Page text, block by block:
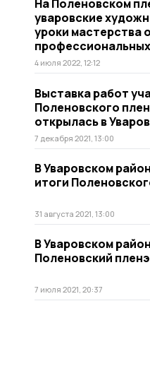
На Поленовском
уваровские
уроки мастерства
4 июля 2022, 12:12
Выставка работ
Поленовского
открылась в
7 декабря 2021, 13:00
В Уваровском
итоги
31 августа 2021, 13:00
В Уваровском
Поленовский
7 июля 2021, 20:37